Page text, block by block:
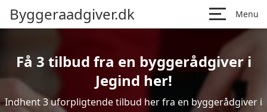
Byggeraadgiver.dk Menu
Få 3 tilbud fra en byggerådgiver i
Jegind her!
Indhent 3 uforpligtende tilbud her fra en byggerådgiver i